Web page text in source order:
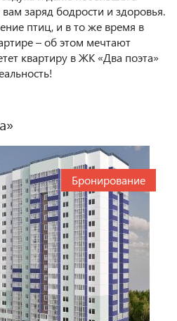
заряд бодрости и здоровья.
птиц, и в то же время в
– об этом мечтают
квартиру в ЖК «Два поэта»
Бронирование